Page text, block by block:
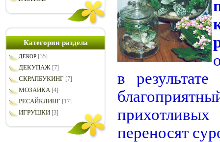
Категории раздела
ДЕКОР [35]
ДЕКУПАЖ [7]
СКРАПБУКИНГ [7]
МОЗАИКА [4]
РЕСАЙКЛИНГ [17]
ИГРУШКИ [3]
в
переносят